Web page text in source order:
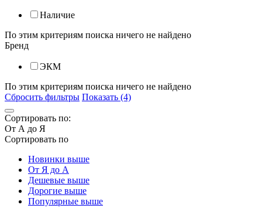
Наличие
По этим критериям поиска ничего не найдено
Бренд
ЭКМ
По этим критериям поиска ничего не найдено
Сбросить фильтры Показать (4)
Сортировать по:
От А до Я
Сортировать по
Новинки выше
От Я до А
Дешевые выше
Дорогие выше
Популярные выше